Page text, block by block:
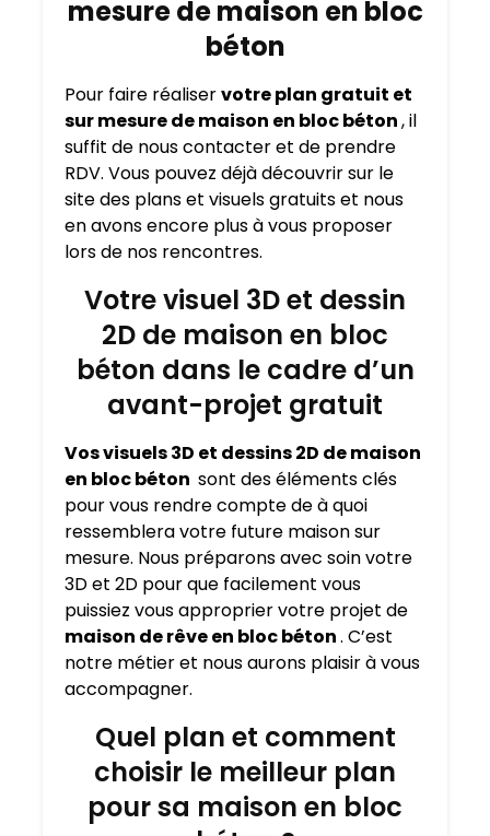
mesure de maison en bloc
béton
Pour faire réaliservotre plan gratuit et
sur mesure de maison en bloc béton, il
suffit de nous contacter et de prendre
RDV. Vous pouvez déjà découvrir sur le
site des plans et visuels gratuits et nous
en avons encore plus à vous proposer
lors de nos rencontres.
Votre visuel 3D et dessin
2D de maison en bloc
béton dans le cadre d’un
avant-projet gratuit
Vos visuels 3D et dessins 2D de maison
en bloc béton sont des éléments clés
pour vous rendre compte de à quoi
ressemblera votre future maison sur
mesure. Nous préparons avec soin votre
3D et 2D pour que facilement vous
puissiez vous approprier votre projet de
maison de rêve en bloc béton. C’est
notre métier et nous aurons plaisir à vous
accompagner.
Quel plan et comment
choisir le meilleur plan
pour sa maison en bloc